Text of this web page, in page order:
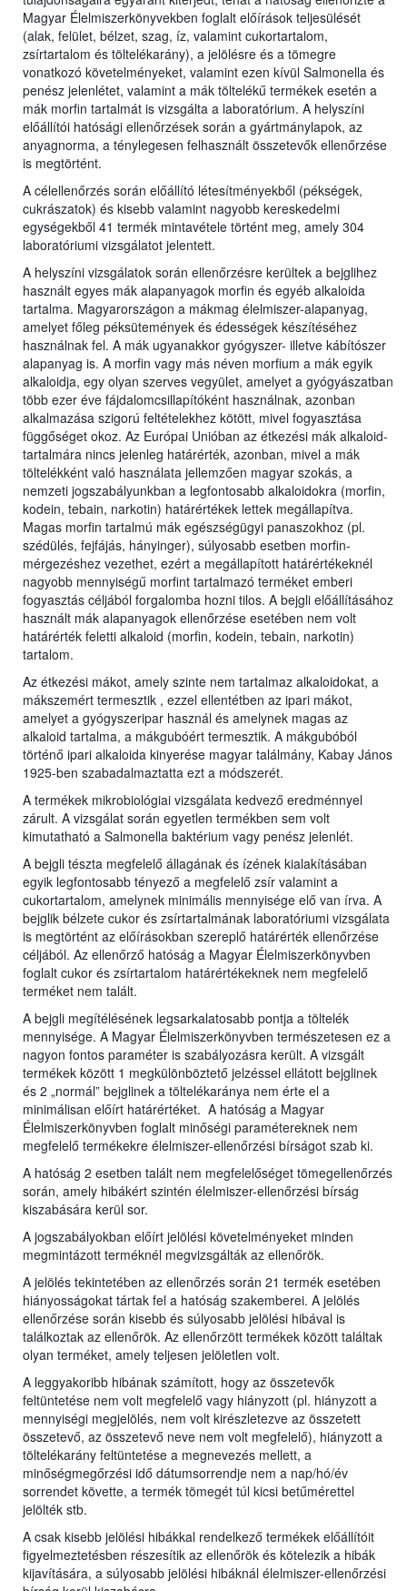
Magyar Élelmiszerkönyvekben foglalt előírások teljesülését
(alak, felület, bélzet, szag, íz, valamint cukortartalom,
zsírtartalom és töltelékarány), a jelölésre és a tömegre
vonatkozó követelményeket, valamint ezen kívül Salmonella és
penész jelenlétet, valamint a mák töltelékű termékek esetén a
mák morfin tartalmát is vizsgálta a laboratórium. A helyszíni
előállítói hatósági ellenőrzések során a gyártmánylapok, az
anyagnorma, a ténylegesen felhasznált összetevők ellenőrzése
is megtörtént.
A célellenőrzés során előállító létesítményekből (pékségek,
cukrászatok) és kisebb valamint nagyobb kereskedelmi
egységekből 41 termék mintavétele történt meg, amely 304
laboratóriumi vizsgálatot jelentett.
A helyszíni vizsgálatok során ellenőrzésre kerültek a bejglihez
használt egyes mák alapanyagok morfin és egyéb alkaloida
tartalma. Magyarországon a mákmag élelmiszer-alapanyag,
amelyet főleg péksütemények és édességek készítéséhez
használnak fel. A mák ugyanakkor gyógyszer- illetve kábítószer
alapanyag is. A morfin vagy más néven morfium a mák egyik
alkaloidja, egy olyan szerves vegyület, amelyet a gyógyászatban
több ezer éve fájdalomcsillapítóként használnak, azonban
alkalmazása szigorú feltételekhez kötött, mivel fogyasztása
függőséget okoz. Az Európai Unióban az étkezési mák alkaloid-
tartalmára nincs jelenleg határérték, azonban, mivel a mák
töltelékként való használata jellemzően magyar szokás, a
nemzeti jogszabályunkban a legfontosabb alkaloidokra (morfin,
kodein, tebain, narkotin) határértékek lettek megállapítva.
Magas morfin tartalmú mák egészségügyi panaszokhoz (pl.
szédülés, fejfájás, hányinger), súlyosabb esetben morfin-
mérgezéshez vezethet, ezért a megállapított határértékeknél
nagyobb mennyiségű morfint tartalmazó terméket emberi
fogyasztás céljából forgalomba hozni tilos. A bejgli előállításához
használt mák alapanyagok ellenőrzése esetében nem volt
határérték feletti alkaloid (morfin, kodein, tebain, narkotin)
tartalom.
Az étkezési mákot, amely szinte nem tartalmaz alkaloidokat, a
mákszemért termesztik , ezzel ellentétben az ipari mákot,
amelyet a gyógyszeripar használ és amelynek magas az
alkaloid tartalma, a mákgubóért termesztik. A mákgubóból
történő ipari alkaloida kinyerése magyar találmány, Kabay János
1925-ben szabadalmaztatta ezt a módszerét.
A termékek mikrobiológiai vizsgálata kedvező eredménnyel
zárult. A vizsgálat során egyetlen termékben sem volt
kimutatható a Salmonella baktérium vagy penész jelenlét.
A bejgli tészta megfelelő állagának és ízének kialakításában
egyik legfontosabb tényező a megfelelő zsír valamint a
cukortartalom, amelynek minimális mennyisége elő van írva. A
bejglik bélzete cukor és zsírtartalmának laboratóriumi vizsgálata
is megtörtént az előírásokban szereplő határérték ellenőrzése
céljából. Az ellenőrző hatóság a Magyar Élelmiszerkönyvben
foglalt cukor és zsírtartalom határértékeknek nem megfelelő
terméket nem talált.
A bejgli megítélésének legsarkalatosabb pontja a töltelék
mennyisége. A Magyar Élelmiszerkönyvben természetesen ez a
nagyon fontos paraméter is szabályozásra került. A vizsgált
termékek között 1 megkülönböztető jelzéssel ellátott bejglinek
és 2 „normál” bejglinek a töltelékaránya nem érte el a
minimálisan előírt határértéket. A hatóság a Magyar
Élelmiszerkönyvben foglalt minőségi paramétereknek nem
megfelelő termékekre élelmiszer-ellenőrzési bírságot szab ki.
A hatóság 2 esetben talált nem megfelelőséget tömegellenőrzés
során, amely hibákért szintén élelmiszer-ellenőrzési bírság
kiszabására kerül sor.
A jogszabályokban előírt jelölési követelményeket minden
megmintázott terméknél megvizsgálták az ellenőrök.
A jelölés tekintetében az ellenőrzés során 21 termék esetében
hiányosságokat tártak fel a hatóság szakemberei. A jelölés
ellenőrzése során kisebb és súlyosabb jelölési hibával is
találkoztak az ellenőrök. Az ellenőrzött termékek között találtak
olyan terméket, amely teljesen jelöletlen volt.
A leggyakoribb hibának számított, hogy az összetevők
feltüntetése nem volt megfelelő vagy hiányzott (pl. hiányzott a
mennyiségi megjelölés, nem volt kirészletezve az összetett
összetevő, az összetevő neve nem volt megfelelő), hiányzott a
töltelékarány feltüntetése a megnevezés mellett, a
minőségmegőrzési idő dátumsorrendje nem a nap/hó/év
sorrendet követte, a termék tömegét túl kicsi betűmérettel
jelölték stb.
A csak kisebb jelölési hibákkal rendelkező termékek előállítóit
figyelmeztetésben részesítik az ellenőrök és kötelezik a hibák
kijavítására, a súlyosabb jelölési hibáknál élelmiszer-ellenőrzési